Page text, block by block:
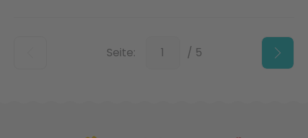
Seite:Unten / 5